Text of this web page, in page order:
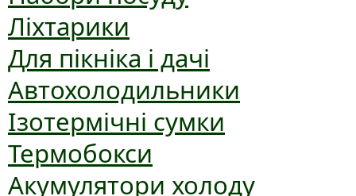
Ліхтарики
Для пікніка і дачі
Автохолодильники
Ізотермічні сумки
Термобокси
Акумулятори холоду